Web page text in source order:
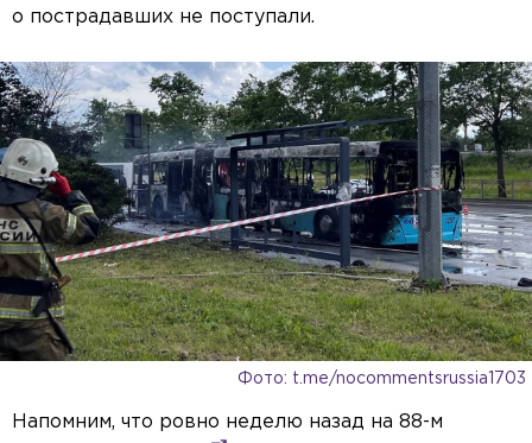
о пострадавших не поступали.
Фото: t.me/nocommentsrussia1703
Напомним, что ровно неделю назад на 88-м